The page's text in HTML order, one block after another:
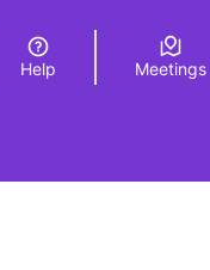
Elegir el idioma
Help Meetings